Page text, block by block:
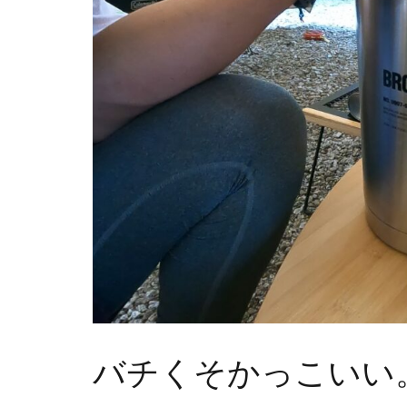
バチくそかっこいい